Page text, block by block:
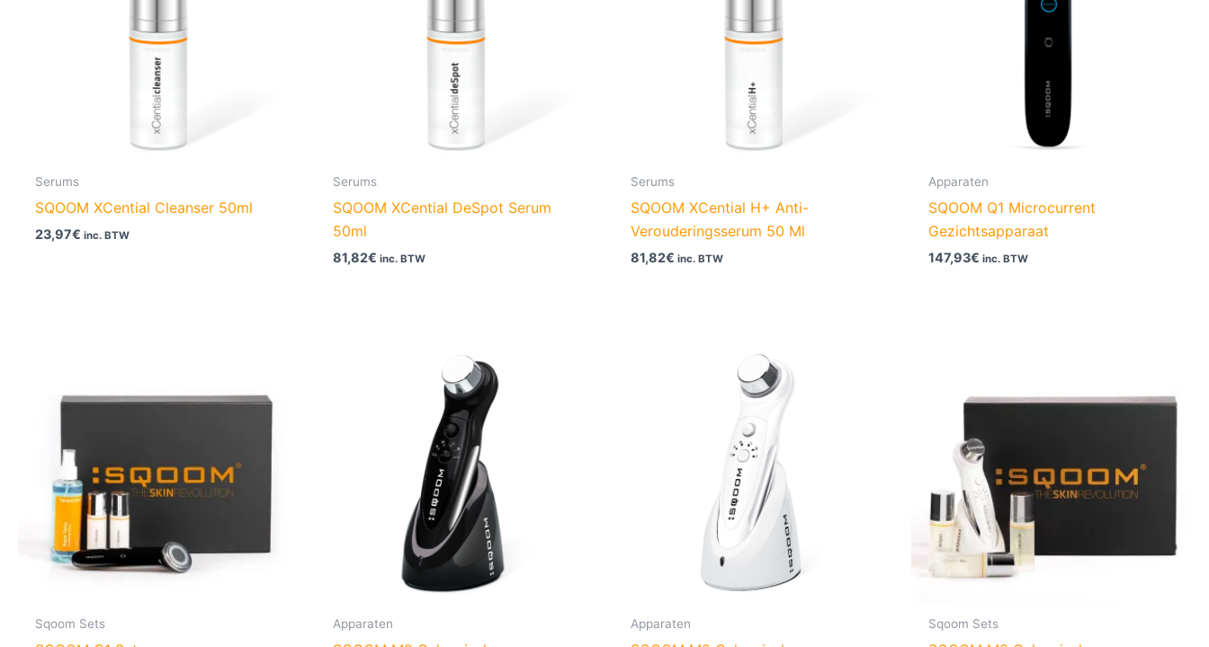
Serums
SQOOM XCential Cleanser 50ml
23,97€ inc. BTW
Serums
SQOOM XCential DeSpot Serum
50ml
81,82€ inc. BTW
Serums
SQOOM XCential H+ Anti-
Verouderingsserum 50 Ml
81,82€ inc. BTW
Apparaten
SQOOM Q1 Microcurrent
Gezichtsapparaat
147,93€ inc. BTW
Sqoom Sets Apparaten Apparaten Sqoom Sets